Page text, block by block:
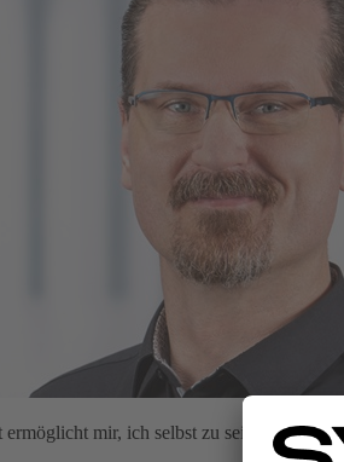
ermöglicht mir, ich selbst zu sein. Mir und